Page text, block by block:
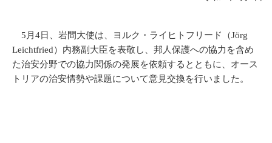
5月4日、岩間大使は、ヨルク・ライヒトフリード（Jörg
Leichtfried）内務副大臣を表敬し、邦人保護への協力を含め
た治安分野での協力関係の発展を依頼するとともに、オース
トリアの治安情勢や課題について意見交換を行いました。